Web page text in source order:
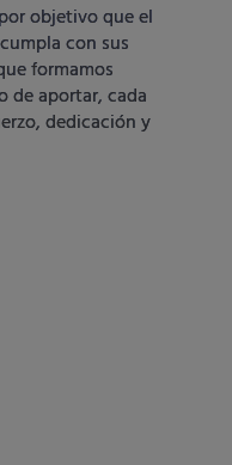
objetivo que el
con sus
formamos
de aportar, cada
dedicación y